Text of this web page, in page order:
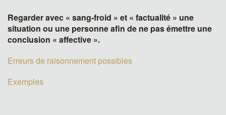
Regarder avec « sang-froid » et « factualité » une
situation ou une personne afin de ne pas émettre une
conclusion « affective ».
Erreurs de raisonnement possibles
Exemples